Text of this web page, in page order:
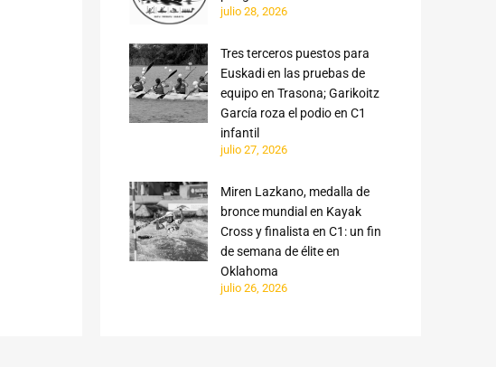
julio 28, 2026
Tres terceros puestos para
Euskadi en las pruebas de
equipo en Trasona; Garikoitz
García roza el podio en C1
infantil
julio 27, 2026
Miren Lazkano, medalla de
bronce mundial en Kayak
Cross y finalista en C1: un fin
de semana de élite en
Oklahoma
julio 26, 2026